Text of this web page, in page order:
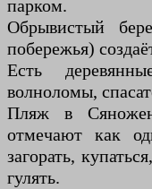
парком.
Обрывистый
побережья)
Есть
волноломы,
Пляж в
отмечают как
загорать,
гулять.